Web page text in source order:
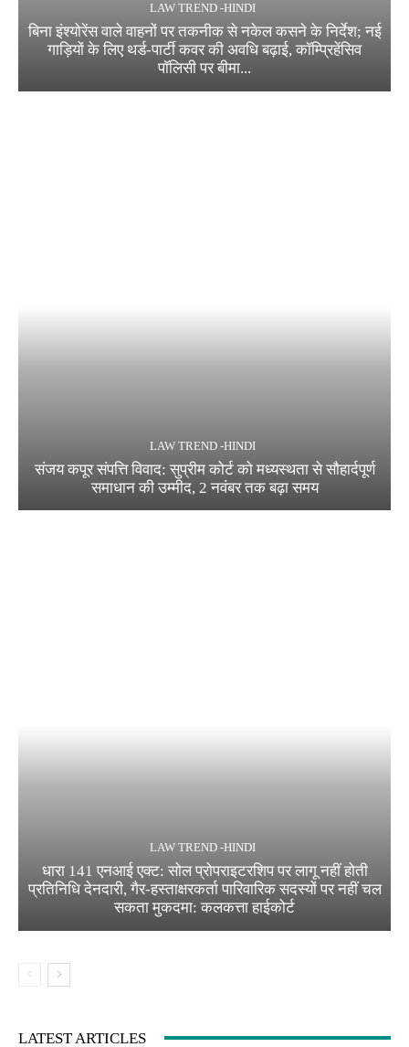
LAW TREND -HINDI
बिना इंश्योरेंस वाले वाहनों पर तकनीक से नकेल कसने के निर्देश; नई
गाड़ियों के लिए थर्ड-पार्टी कवर की अवधि बढ़ाई, कॉम्प्रिहेंसिव
पॉलिसी पर बीमा...
LAW TREND -HINDI
संजय कपूर संपत्ति विवाद: सुप्रीम कोर्ट को मध्यस्थता से सौहार्दपूर्ण
समाधान की उम्मीद, 2 नवंबर तक बढ़ा समय
LAW TREND -HINDI
धारा 141 एनआई एक्ट: सोल प्रोपराइटरशिप पर लागू नहीं होती
प्रतिनिधि देनदारी, गैर-हस्ताक्षरकर्ता पारिवारिक सदस्यों पर नहीं चल
सकता मुकदमा: कलकत्ता हाईकोर्ट
LATEST ARTICLES